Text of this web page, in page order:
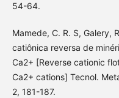
54-64.
Mamede, C. R. S, Galery,
catiônica reversa de
Ca2+ [Reverse cationic
Ca2+ cations] Tecnol.
2, 181-187.